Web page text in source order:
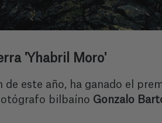
'Yhabril Moro'
este año, ha ganado el
bilbaíno Gonzalo